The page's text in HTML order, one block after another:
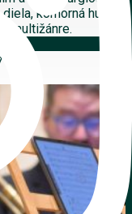
komorná hudba,
i multižánre.